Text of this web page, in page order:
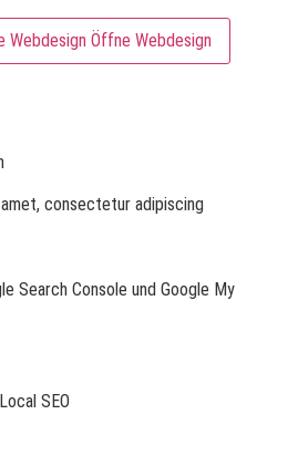
Webdesign Öffne Webdesign
consectetur adipiscing
Search Console und Google My
SEO